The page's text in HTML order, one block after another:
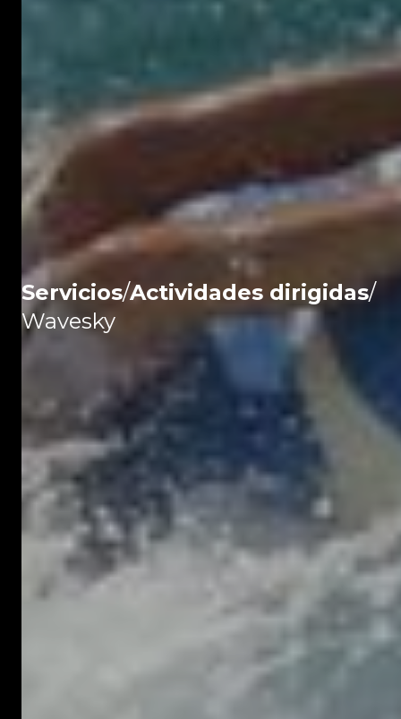
Servicios/Actividades dirigidas/
Wavesky